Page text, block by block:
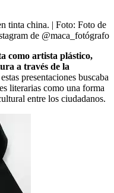
tinta china. | Foto: Foto de
de @maca_fotógrafo
como artista plástico,
a través de la
presentaciones buscaba
literarias como una forma
entre los ciudadanos.